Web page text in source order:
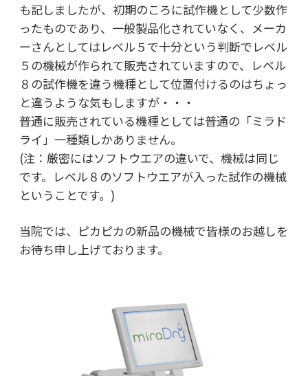
も記しましたが、初期のころに試作機として少数作
ったものであり、一般製品化されていなく、メーカ
ーさんとしてはレベル５で十分という判断でレベル
５の機械が作られて販売されていますので、レベル
８の試作機を違う機種として位置付けるのはちょっ
と違うような気もしますが・・・
普通に販売されている機種としては普通の「ミラド
ライ」一種類しかありません。
(注：厳密にはソフトウエアの違いで、機械は同じ
です。レベル８のソフトウエアが入った試作の機械
ということです。)
当院では、ピカピカの新品の機械で皆様のお越しを
お待ち申し上げております。